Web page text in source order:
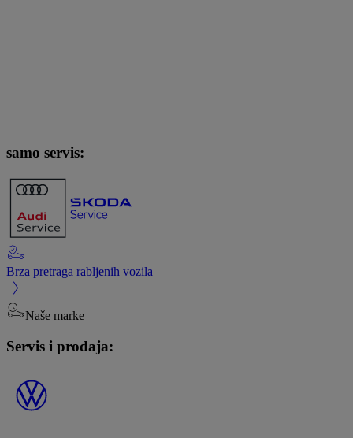
samo servis:
Brza pretraga rabljenih vozila
Naše marke
Servis i prodaja: